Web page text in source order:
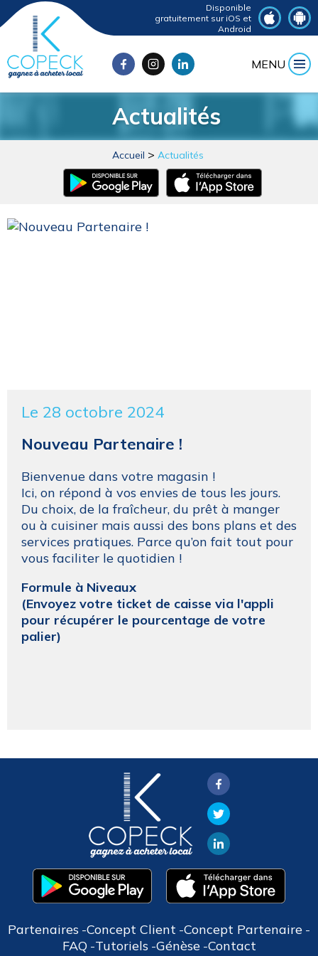
Disponible
gratuitement sur iOS et
Android
MENU
Actualités
Accueil Actualités
Le 28 octobre 2024
Nouveau Partenaire !
Bienvenue dans votre magasin !
Ici, on répond à vos envies de tous les jours.
Du choix, de la fraîcheur, du prêt à manger
ou à cuisiner mais aussi des bons plans et des
services pratiques. Parce qu’on fait tout pour
vous faciliter le quotidien !
Formule à Niveaux
(Envoyez votre ticket de caisse via l'appli
pour récupérer le pourcentage de votre
palier)
Partenaires Concept Client Concept Partenaire
FAQ Tutoriels Génèse Contact